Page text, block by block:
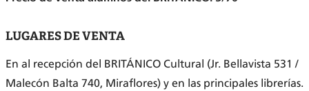
LUGARES DE VENTA
En al recepción del BRITÁNICO Cultural (Jr. Bellavista 531 /
Malecón Balta 740, Miraflores) y en las principales librerías.